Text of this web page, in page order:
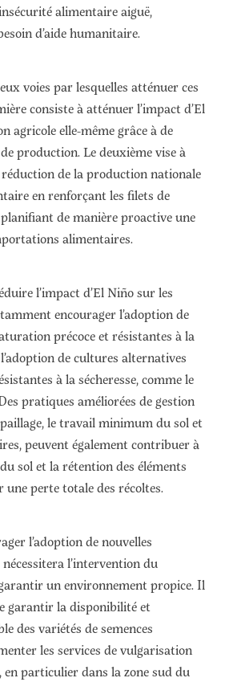
alimentaire aiguë,
d’aide humanitaire.
voies par lesquelles atténuer ces
consiste à atténuer l’impact d’El
agricole elle-même grâce à de
production. Le deuxième vise à
de la production nationale
en renforçant les filets de
de manière proactive une
alimentaires.
l’impact d’El Niño sur les
encourager l’adoption de
précoce et résistantes à la
de cultures alternatives
à la sécheresse, comme le
pratiques améliorées de gestion
le travail minimum du sol et
peuvent également contribuer à
sol et la rétention des éléments
perte totale des récoltes.
l’adoption de nouvelles
l’intervention du
un environnement propice. Il
garantir la disponibilité et
des variétés de semences
les services de vulgarisation
particulier dans la zone sud du